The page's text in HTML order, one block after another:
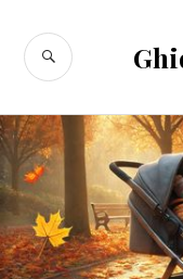
conținut
CĂUTARE